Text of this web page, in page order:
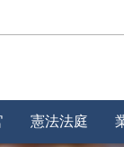
憲法法庭